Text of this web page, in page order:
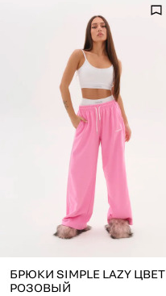
БРЮКИ SIMPLE LAZY ЦВЕТ
РОЗОВЫЙ